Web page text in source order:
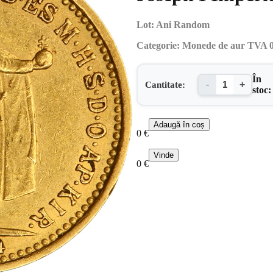
Lot: Ani Random
Categorie: Monede de aur TVA
Cantitate: - +
În
stoc:
0 €
Adaugă în coș
0 €
Vinde